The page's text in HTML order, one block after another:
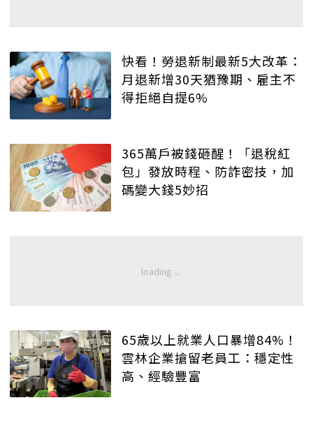
快看！勞退新制最新5大改革：
月退新增30天猶豫期、雇主不
得拒絕自提6%
365萬戶被錢砸醒！「退稅紅
包」發放時程、防詐密技，加
碼變大錢5妙招
65歲以上就業人口暴增84%！
雲林企業搶留老員工：穩定性
高、經驗豐富